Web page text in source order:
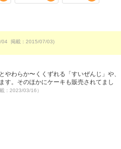
04 掲載：2015/07/03)
わらか〜くくずれる「すいぜんじ」や、
す。そのほかにケーキも販売されてまし
：2023/03/16）